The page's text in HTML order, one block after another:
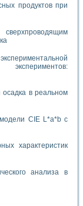
продуктов при
в реальном
CIE L*a*b с
характеристик
анализа в